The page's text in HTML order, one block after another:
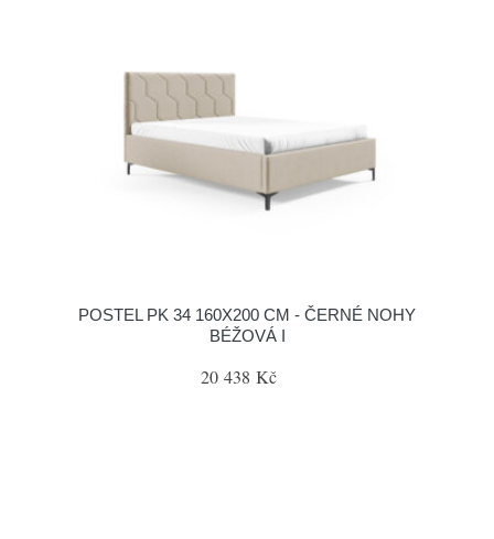
POSTEL PK 34 160X200 CM - ČERNÉ NOHY
BÉŽOVÁ I
20 438 Kč